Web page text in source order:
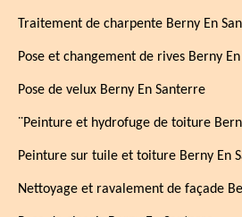
Traitement de charpente Berny En
Pose et changement de rives Berny
Pose de velux Berny En Santerre
¨Peinture et hydrofuge de toiture
Peinture sur tuile et toiture Berny En
Nettoyage et ravalement de façade